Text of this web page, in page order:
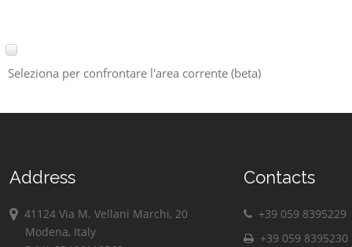
Seleziona per confrontare l'area corrente (beta)
Address
41124 Via M. Vellani Marchi, 20
Modena, Italy
Contacts
+39 059 8395229
+39 059 8395230